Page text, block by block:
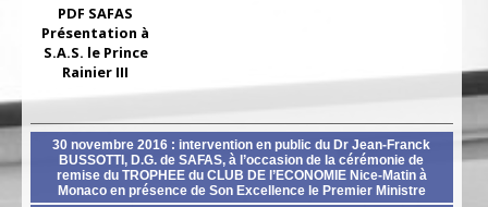
PDF SAFAS
Présentation à
S.A.S. le Prince
Rainier III
30 novembre 2016 : intervention en public du Dr Jean-Franck
BUSSOTTI, D.G. de SAFAS, à l’occasion de la cérémonie de
remise du TROPHEE du CLUB DE l’ECONOMIE Nice-Matin à
Monaco en présence de Son Excellence le Premier Ministre